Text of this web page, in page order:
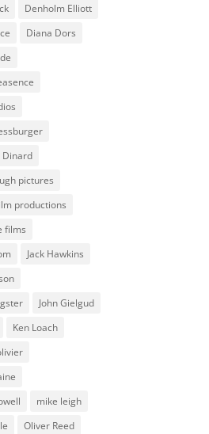
Denholm Elliott
Diana Dors
Dinard
pictures
productions
films
Jack Hawkins
John Gielgud
Ken Loach
mike leigh
Oliver Reed